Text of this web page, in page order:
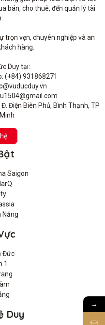
bán, cho thuê, đến quản lý tài
trọn vẹn, chuyên nghiệp và an
hàng.
Duy tại:
(+84) 931868271
Điện Biên Phủ, Bình Thạnh, TP
Saigon
Nẵng
Đức
1
Duy
→